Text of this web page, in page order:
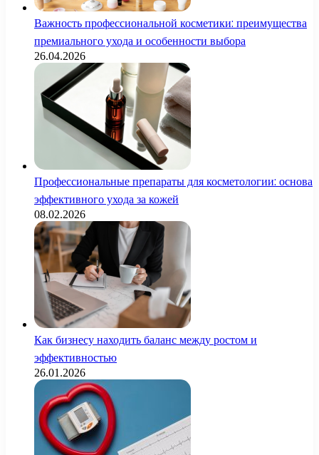
Важность профессиональной косметики: преимущества
премиального ухода и особенности выбора
26.04.2026
Профессиональные препараты для косметологии: основа
эффективного ухода за кожей
08.02.2026
Как бизнесу находить баланс между ростом и
эффективностью
26.01.2026